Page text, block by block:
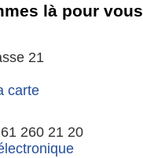
là pour vous
21
carte
260 21 20